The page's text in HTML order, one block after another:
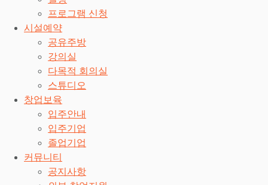
프로그램 신청
시설예약
공유주방
강의실
다목적 회의실
스튜디오
창업보육
입주안내
입주기업
졸업기업
커뮤니티
공지사항